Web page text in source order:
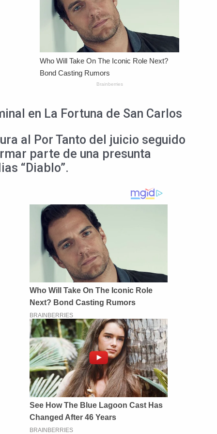
en La Fortuna de San Carlos
al Por Tanto del juicio seguido
parte de una presunta
“Diablo”.